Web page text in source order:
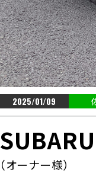
2025/01/09
（オーナー様）